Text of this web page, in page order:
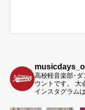
高校軽音楽部･
ウントです。
大
インスタグラム